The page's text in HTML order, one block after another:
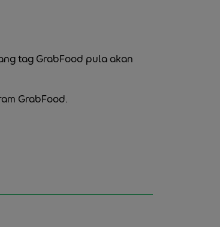
tag GrabFood pula akan
GrabFood.